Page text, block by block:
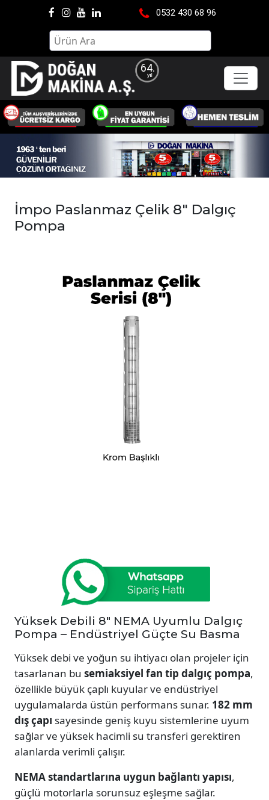
0532 430 68 96
64.
İmpo Paslanmaz Çelik 8" Dalgıç
Pompa
Yüksek Debili 8" NEMA Uyumlu Dalgıç
Pompa – Endüstriyel Güçte Su Basma
Yüksek debi ve yoğun su ihtiyacı olan projeler için
tasarlanan bu semiaksiyel fan tip dalgıç pompa,
özellikle büyük çaplı kuyular ve endüstriyel
uygulamalarda üstün performans sunar. 182 mm
dış çapı sayesinde geniş kuyu sistemlerine uyum
sağlar ve yüksek hacimli su transferi gerektiren
alanlarda verimli çalışır.
NEMA standartlarına uygun bağlantı yapısı,
güçlü motorlarla sorunsuz eşleşme sağlar.